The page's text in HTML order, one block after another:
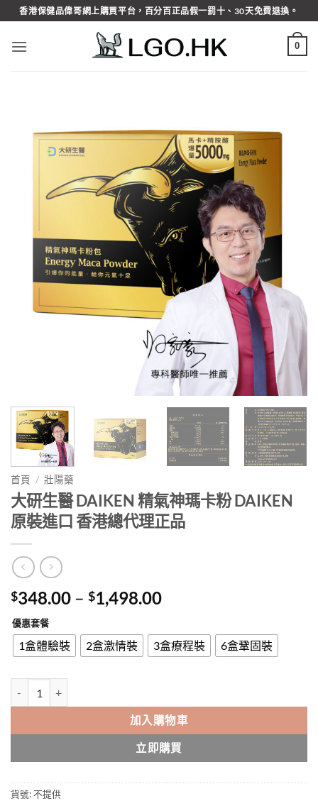
Skip
to
content
香港保健品偉哥網上購買平台，百分百正品假一罰十、30天免費退換。
0
首頁 / 壯陽藥
大研生醫 DAIKEN 精氣神瑪卡粉 DAIKEN
原裝進口 香港總代理正品
$348.00 – $1,498.00Price
$348.00
through
優惠套餐
1盒體驗裝 2盒激情裝 3盒療程裝 6盒鞏固裝
加入購物車
立即購買
貨號:不提供